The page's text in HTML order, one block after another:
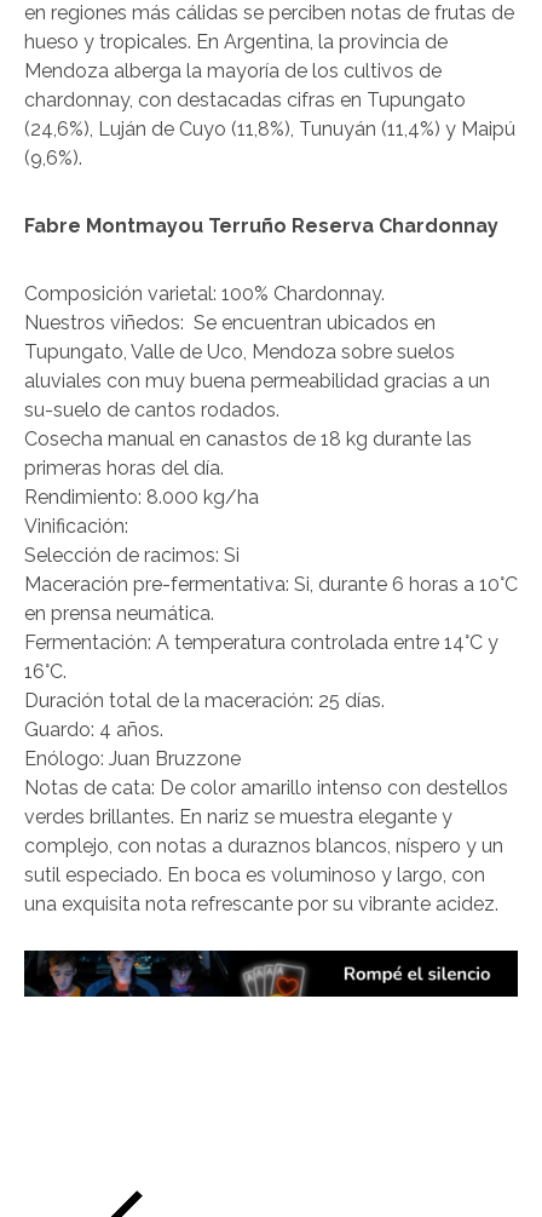
en regiones más cálidas se perciben notas de frutas de
hueso y tropicales. En Argentina, la provincia de
Mendoza alberga la mayoría de los cultivos de
chardonnay, con destacadas cifras en Tupungato
(24,6%), Luján de Cuyo (11,8%), Tunuyán (11,4%) y Maipú
(9,6%).
Fabre Montmayou Terruño Reserva Chardonnay
Composición varietal: 100% Chardonnay.
Nuestros viñedos: Se encuentran ubicados en
Tupungato, Valle de Uco, Mendoza sobre suelos
aluviales con muy buena permeabilidad gracias a un
su-suelo de cantos rodados.
Cosecha manual en canastos de 18 kg durante las
primeras horas del día.
Rendimiento: 8.000 kg/ha
Vinificación:
Selección de racimos: Si
Maceración pre-fermentativa: Si, durante 6 horas a 10°C
en prensa neumática.
Fermentación: A temperatura controlada entre 14°C y
16°C.
Duración total de la maceración: 25 días.
Guardo: 4 años.
Enólogo: Juan Bruzzone
Notas de cata: De color amarillo intenso con destellos
verdes brillantes. En nariz se muestra elegante y
complejo, con notas a duraznos blancos, níspero y un
sutil especiado. En boca es voluminoso y largo, con
una exquisita nota refrescante por su vibrante acidez.